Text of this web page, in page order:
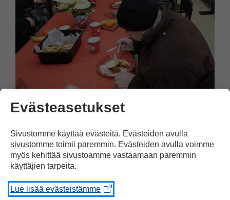
Joulujuhla myös
köyhemmille
Suomi 16.12.2013
Heikki Hursti järjestää perinteisen
köyhien joulujuhlan myös tänä jouluna.
Evästeasetukset
Sivustomme käyttää evästeitä. Evästeiden avulla
sivustomme toimii paremmin. Evästeiden avulla voimme
myös kehittää sivustoamme vastaamaan paremmin
käyttäjien tarpeita.
Lue lisää evästeistämme